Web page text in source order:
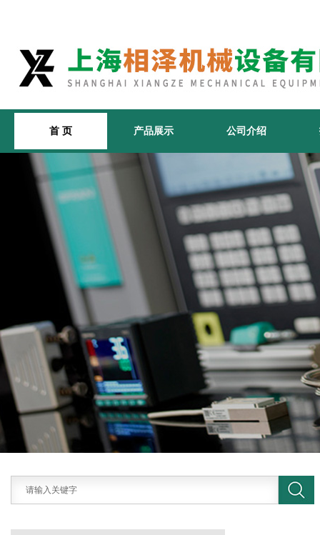
首 页 产品展示 公司介绍